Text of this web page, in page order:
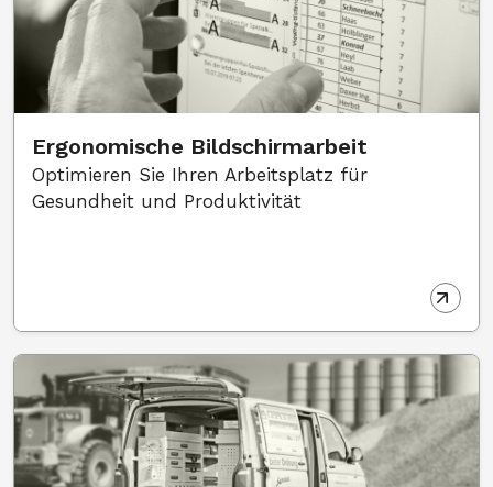
Ergonomische Bildschirmarbeit
Optimieren Sie Ihren Arbeitsplatz für
Gesundheit und Produktivität